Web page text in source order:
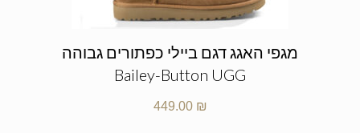
מגפי האגג דגם ביילי כפתורים גבוהה
Bailey-Button UGG
449.00 ₪